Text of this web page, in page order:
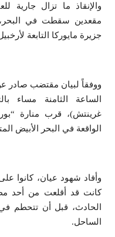
والإنقاذ ما تزال جارية
مقعدين سقطت في
جزيرة مايوركا التابعة
ووفقاً لبيان مقتضب صادر
الساعة الثامنة مساء
غرينتش)، قرب منارة
الواقعة في البحر الأبيض
وأفاد شهود عيان، كانوا
كانت قد أقلعت من أحد
الساحل.⁩